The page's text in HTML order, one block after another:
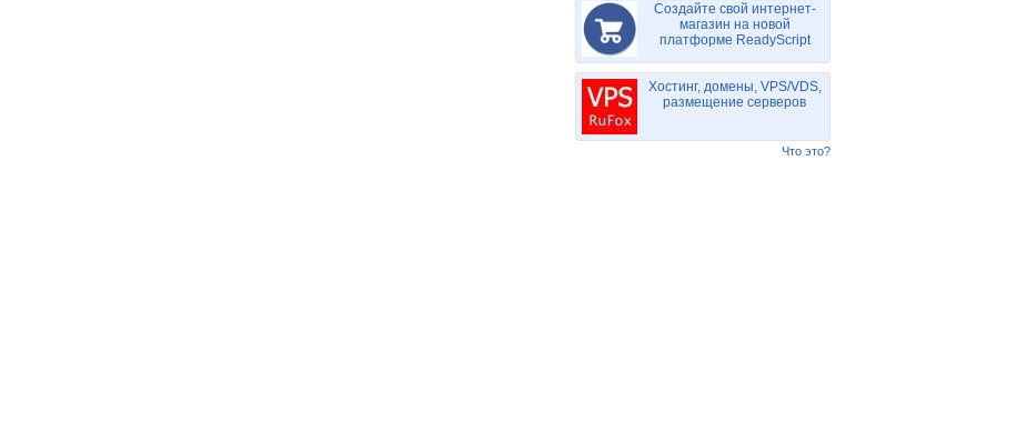
Создайте свой интернет-
магазин на новой
платформе ReadyScript
Хостинг, домены, VPS/VDS,
размещение серверов
Что это?